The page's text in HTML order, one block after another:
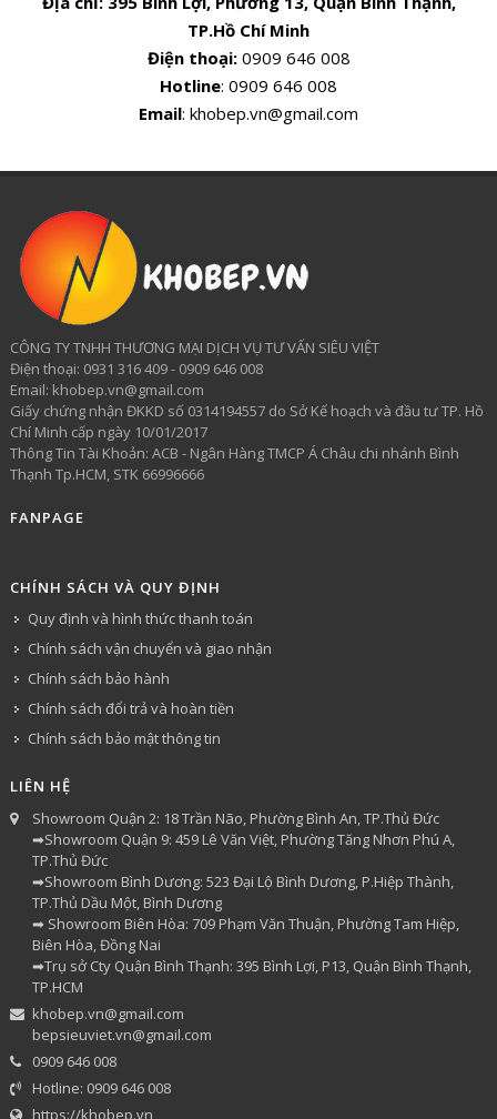
TP.Hồ Chí Minh
Điện thoại:0909 646 008
Hotline: 0909 646 008
Email: khobep.vn@gmail.com
CÔNG TY TNHH THƯƠNG MẠI DỊCH VỤ TƯ VẤN SIÊU VIỆT
​Điện thoại: 0931 316 409 - 0909 646 008
Email: khobep.vn@gmail.com
Giấy chứng nhận ĐKKD số 0314194557 do Sở Kế hoạch và đầu tư TP. Hồ
Chí Minh cấp ngày 10/01/2017
Thông Tin Tài Khoản: ACB - Ngân Hàng TMCP Á Châu chi nhánh Bình
Thạnh Tp.HCM, STK 66996666
FANPAGE
CHÍNH SÁCH VÀ QUY ĐỊNH
Quy định và hình thức thanh toán
Chính sách vận chuyển và giao nhận
Chính sách bảo hành
Chính sách đổi trả và hoàn tiền
Chính sách bảo mật thông tin
LIÊN HỆ
Showroom Quận 2: 18 Trần Não, Phường Bình An, TP.Thủ Đức
➡Showroom Quận 9: 459 Lê Văn Việt, Phường Tăng Nhơn Phú A,
TP.Thủ Đức
➡Showroom Bình Dương: 523 Đại Lộ Bình Dương, P.Hiệp Thành,
TP.Thủ Dầu Một, Bình Dương
➡ Showroom Biên Hòa: 709 Phạm Văn Thuận, Phường Tam Hiệp,
Biên Hòa, Đồng Nai
➡Trụ sở Cty Quận Bình Thạnh: 395 Bình Lợi, P13, Quận Bình Thạnh,
TP.HCM
khobep.vn@gmail.com
bepsieuviet.vn@gmail.com
0909 646 008
Hotline: 0909 646 008
https://khobep.vn